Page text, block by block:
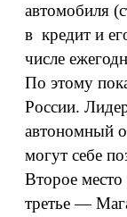
автомобиля
в кредит и
числе
По этому
России.
автономный
могут себе
Второе место
третье —